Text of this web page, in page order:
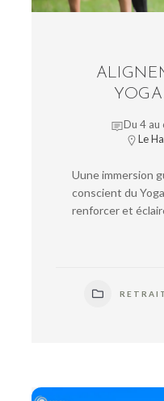
Du 4 au
Le
Uune immersion
conscient du
renforcer et